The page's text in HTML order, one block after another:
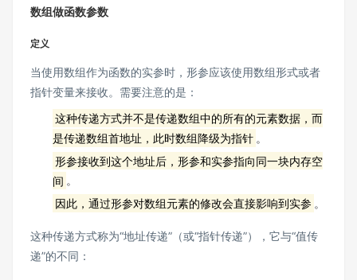
数组做函数参数
定义
当使用数组作为函数的实参时，形参应该使用数组形式或者
指针变量来接收。需要注意的是：
这种传递方式并不是传递数组中的所有的元素数据，而
是传递数组首地址，此时数组降级为指针 。
形参接收到这个地址后，形参和实参指向同一块内存空
间 。
因此，通过形参对数组元素的修改会直接影响到实参 。
这种传递方式称为“地址传递”（或“指针传递”），它与“值传
递”的不同：